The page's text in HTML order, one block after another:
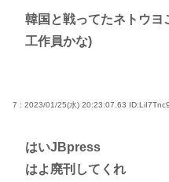
韓国と戦ってたネトウヨ
工作員かな)
7 : 2023/01/25(水) 20:23:07.63
はいJBpress
はよ廃刊してくれ